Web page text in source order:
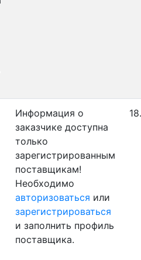
Информация о
заказчике доступна
только
зарегистрированным
поставщикам!
Необходимо
авторизоваться или
зарегистрироваться
и заполнить профиль
поставщика.